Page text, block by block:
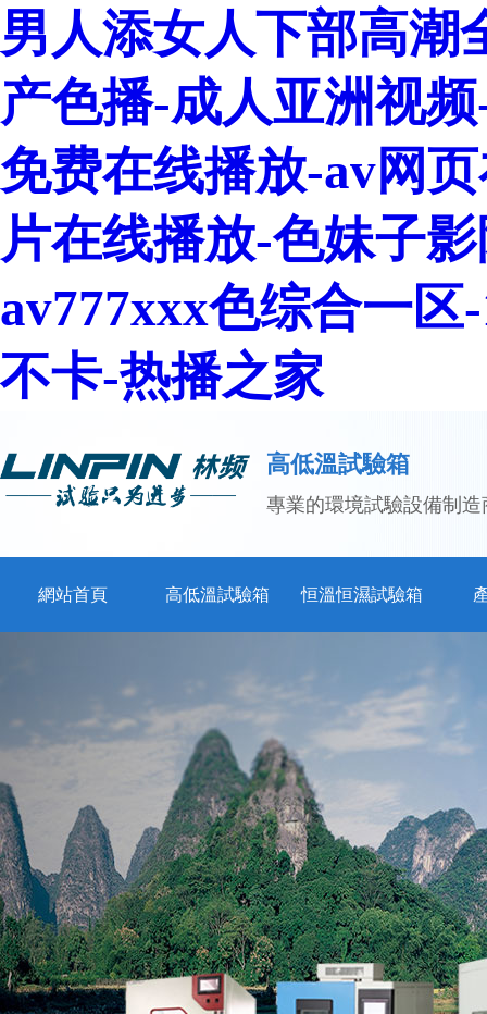
男人添女人下部高潮
产色播-成人亚洲视
免费在线播放-av网
片在线播放-色妹子
av777xxx色综合一
不卡-热播之家
高低溫試驗箱
專業的環境試驗設備制造
網站首頁 高低溫試驗箱 恒溫恒濕試驗箱